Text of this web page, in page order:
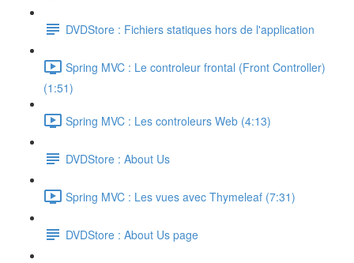
DVDStore : Fichiers statiques hors de l'application
Spring MVC : Le controleur frontal (Front Controller)
(1:51)
Spring MVC : Les controleurs Web (4:13)
DVDStore : About Us
Spring MVC : Les vues avec Thymeleaf (7:31)
DVDStore : About Us page